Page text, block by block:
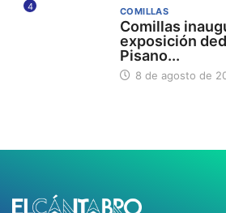
4 COMILLAS
Comillas
exposición
Pisano...
8 de agosto de